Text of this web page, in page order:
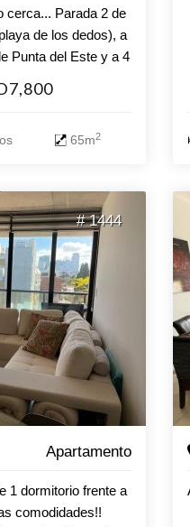
cerca... Parada 2 de
de los dedos), a
Punta del Este y a 4
El apartamento
1 sillon cama de 2
para 1 auto.
solárium, piscina
gimnasio, cancha
parrillero, sala de
de mucama.
65m2
# 1444
Apartamento
1 dormitorio frente a
comodidades!!